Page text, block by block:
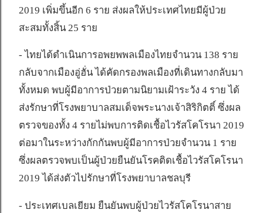
2019 เพิ่มขึ้นอีก 6 ราย ส่งผลให้ประเทศไทยมีผู้ป่วย
สะสมทั้งสิ้น 25 ราย
- ไทยได้ดำเนินการอพยพพลเมืองไทยจำนวน 138 ราย
กลับจากเมืองอู่ฮั่น ได้คัดกรองพลเมืองที่เดินทางกลับมา
ทั้งหมด พบผู้มีอาการป่วยตามนิยามเฝ้าระวัง 4 ราย ได้
ส่งรักษาที่โรงพยาบาลสมเด็จพระนางเจ้าสิริกิตติ์ ซึ่งผล
ตรวจของทั้ง 4 รายไม่พบการติดเชื้อไวรัสโคโรนา 2019
ต่อมาในระหว่างกักกันพบผู้มีอาการป่วยจำนวน 1 ราย
ซึ่งผลตรวจพบเป็นผู้ป่วยยืนยันโรคติดเชื้อไวรัสโคโรนา
2019 ได้ส่งตัวไปรักษาที่โรงพยาบาลชลบุรี
- ประเทศเบลเยียม ยืนยันพบผู้ป่วยไวรัสโคโรนาสาย